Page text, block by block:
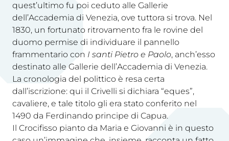
quest’ultimo fu poi ceduto alle Gallerie
dell’Accademia di Venezia, ove tuttora si trova. Nel
1830, un fortunato ritrovamento fra le rovine del
duomo permise di individuare il pannello
frammentario con I santi Pietro e Paolo, anch’esso
destinato alle Gallerie dell’Accademia di Venezia.
La cronologia del polittico è resa certa
dall’iscrizione: qui il Crivelli si dichiara “eques”,
cavaliere, e tale titolo gli era stato conferito nel
1490 da Ferdinando principe di Capua.
Il Crocifisso pianto da Maria e Giovanni è in questo